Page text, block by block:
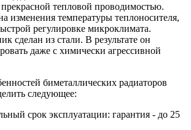
прекрасной тепловой проводимостью.
изменения температуры теплоносителя,
регулировке микроклимата.
сделан из стали. В результате он
даже с химически агрессивной
биметаллических радиаторов
следующее:
срок эксплуатации: гарантия - до 25